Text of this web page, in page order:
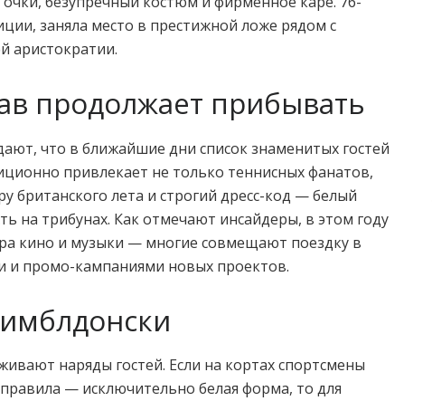
заняла место в престижной ложе рядом с
аристократии.
продолжает прибывать
что в ближайшие дни список знаменитых гостей
привлекает не только теннисных фанатов,
британского лета и строгий дресс-код — белый
на трибунах. Как отмечают инсайдеры, в этом году
кино и музыки — многие совмещают поездку в
и промо-кампаниями новых проектов.
наряды гостей. Если на кортах спортсмены
— исключительно белая форма, то для